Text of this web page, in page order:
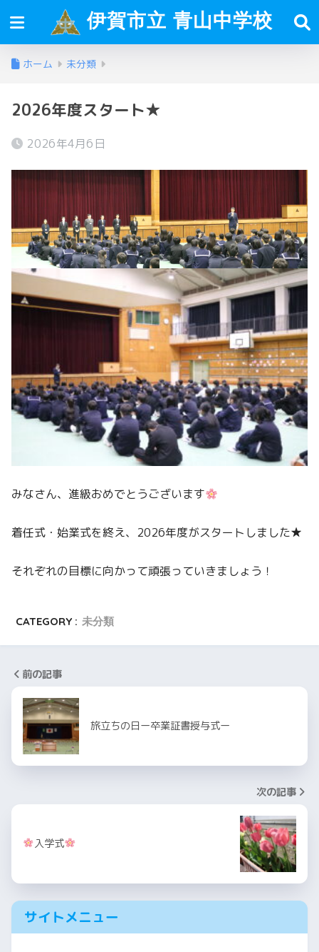
伊賀市立 青山中学校
ホーム 未分類
2026年度スタート★
2026年4月6日
みなさん、進級おめでとうございます
着任式・始業式を終え、2026年度がスタートしました★
それぞれの目標に向かって頑張っていきましょう！
CATEGORY : 未分類
前の記事
旅立ちの日ー卒業証書授与式ー
次の記事
入学式
サイトメニュー